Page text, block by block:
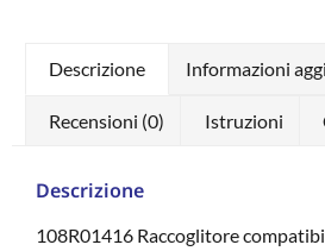
Descrizione Informazioni
Recensioni (0) Istruzioni
Descrizione
108R01416 Raccoglitore